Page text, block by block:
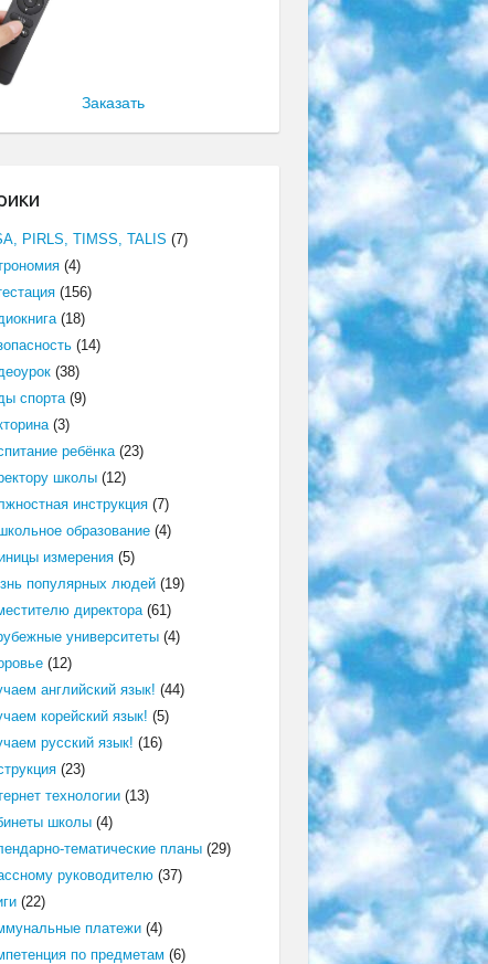
Заказать
PIRLS, TIMSS, TALIS (7)
(4)
(156)
(18)
(14)
(38)
спорта(9)
(3)
ребёнка(23)
школы(12)
инструкция(7)
образование(4)
измерения(5)
популярных людей(19)
директора(61)
университеты(4)
(12)
английский язык! (44)
корейский язык! (5)
русский язык! (16)
(23)
технологии(13)
школы(4)
тематические планы(29)
руководителю(37)
(22)
платежи(4)
по предметам (6)